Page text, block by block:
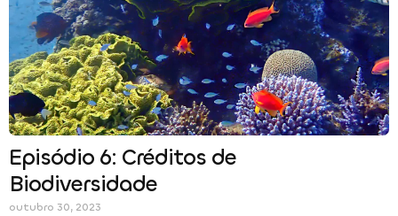
Episódio 6: Créditos de
Biodiversidade
outubro 30, 2023